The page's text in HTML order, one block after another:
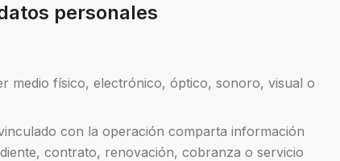
personales
medio físico, electrónico, óptico, sonoro, visual o
con la operación comparta información
contrato, renovación, cobranza o servicio